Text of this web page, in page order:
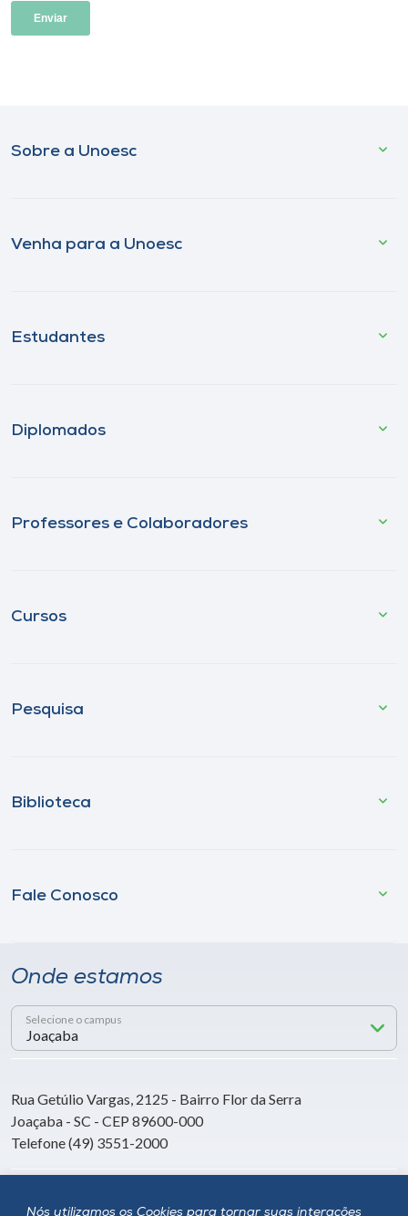
Nós utilizamos os Cookies para tornar suas interações
Sobre a Unoesc
Venha para a Unoesc
Estudantes
Diplomados
Professores e Colaboradores
Cursos
Pesquisa
Biblioteca
Fale Conosco
Onde estamos
Selecione o campus
Rua Getúlio Vargas, 2125 - Bairro Flor da Serra
Joaçaba - SC - CEP 89600-000
Telefone (49) 3551-2000
Siga a Unoesc